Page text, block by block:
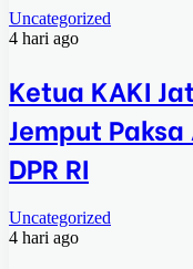
Uncategorized
4 hari ago
Ketua KAKI
Jemput
DPR RI
Uncategorized
4 hari ago